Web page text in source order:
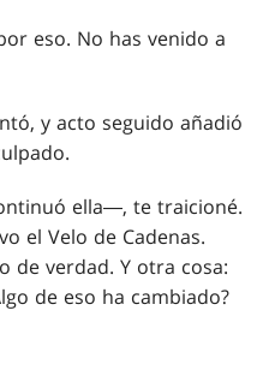
eso. No has venido a
y acto seguido añadió
ella―, te traicioné.
el Velo de Cadenas.
de verdad. Y otra cosa:
de eso ha cambiado?